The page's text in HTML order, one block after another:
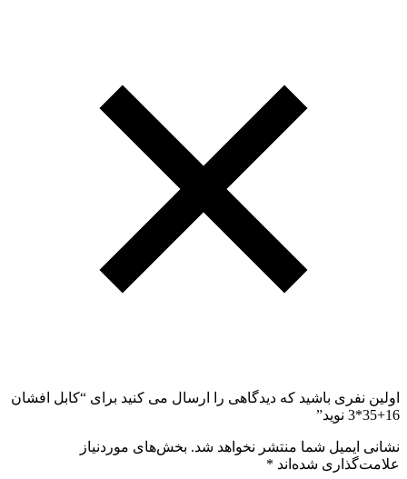
اولین نفری باشید که دیدگاهی را ارسال می کنید برای “کابل افشان
16+35*3 نوید”
نشانی ایمیل شما منتشر نخواهد شد. بخش‌های موردنیاز
علامت‌گذاری شده‌اند *